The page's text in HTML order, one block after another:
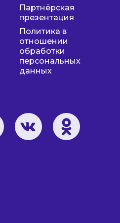
Партнёрская
презентация
Политика в
отношении
обработки
персональных
данных